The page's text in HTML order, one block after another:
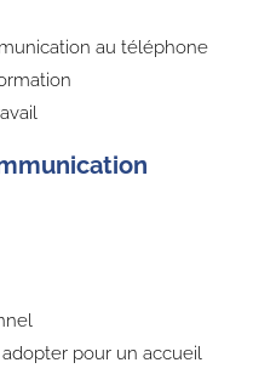
au téléphone
pour un accueil